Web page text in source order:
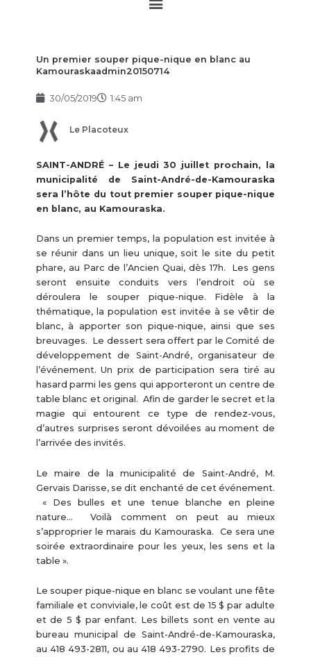
Un premier souper pique-nique en blanc au
Kamouraskaadmin20150714
30/05/2019 1:45 am
Le Placoteux
SAINT-ANDRÉ – Le jeudi 30 juillet prochain, la
municipalité de Saint-André-de-Kamouraska
sera l’hôte du tout premier souper pique-nique
en blanc, au Kamouraska.
Dans un premier temps, la population est invitée à
se réunir dans un lieu unique, soit le site du petit
phare, au Parc de l’Ancien Quai, dès 17h. Les gens
seront ensuite conduits vers l’endroit où se
déroulera le souper pique-nique. Fidèle à la
thématique, la population est invitée à se vêtir de
blanc, à apporter son pique-nique, ainsi que ses
breuvages. Le dessert sera offert par le Comité de
développement de Saint-André, organisateur de
l’événement. Un prix de participation sera tiré au
hasard parmi les gens qui apporteront un centre de
table blanc et original. Afin de garder le secret et la
magie qui entourent ce type de rendez-vous,
d’autres surprises seront dévoilées au moment de
l’arrivée des invités.
Le maire de la municipalité de Saint-André, M.
Gervais Darisse, se dit enchanté de cet événement.
« Des bulles et une tenue blanche en pleine
nature… Voilà comment on peut au mieux
s’approprier le marais du Kamouraska. Ce sera une
soirée extraordinaire pour les yeux, les sens et la
table ».
Le souper pique-nique en blanc se voulant une fête
familiale et conviviale, le coût est de 15 $ par adulte
et de 5 $ par enfant. Les billets sont en vente au
bureau municipal de Saint-André-de-Kamouraska,
au 418 493-2811, ou au 418 493-2790. Les profits de